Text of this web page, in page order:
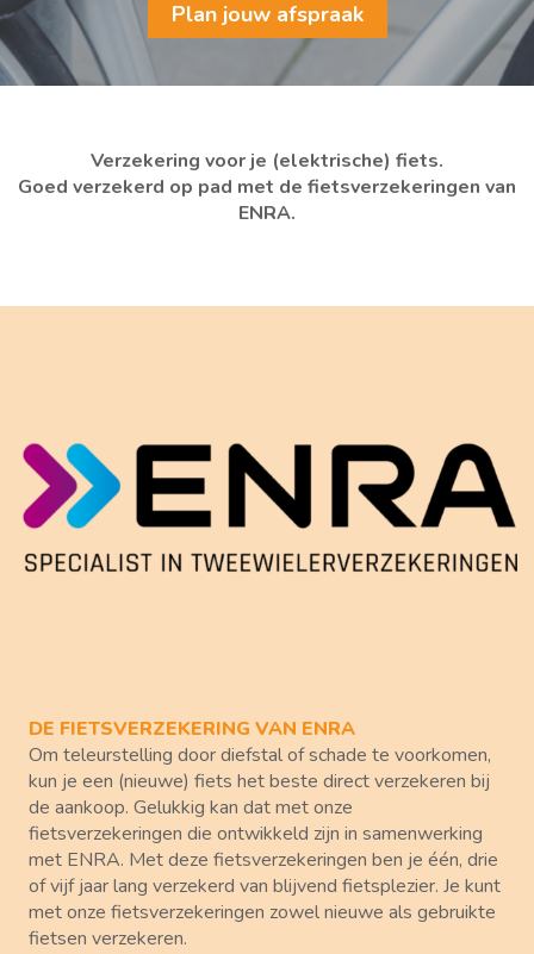
Plan jouw afspraak
Verzekering voor je (elektrische) fiets.
Goed verzekerd op pad met de fietsverzekeringen van
ENRA.
DE FIETS​VERZEKERING VAN ENRA
Om teleurstelling door diefstal of schade te voorkomen,
kun je een (nieuwe) fiets het beste direct verzekeren bij
de aankoop. Gelukkig kan dat met onze
fietsverzekeringen die ontwikkeld zijn in samenwerking
met ENRA. Met deze fietsverzekeringen ben je één, drie
of vijf jaar lang verzekerd van blijvend fietsplezier. Je kunt
met onze fietsverzekeringen zowel nieuwe als gebruikte
fietsen verzekeren.